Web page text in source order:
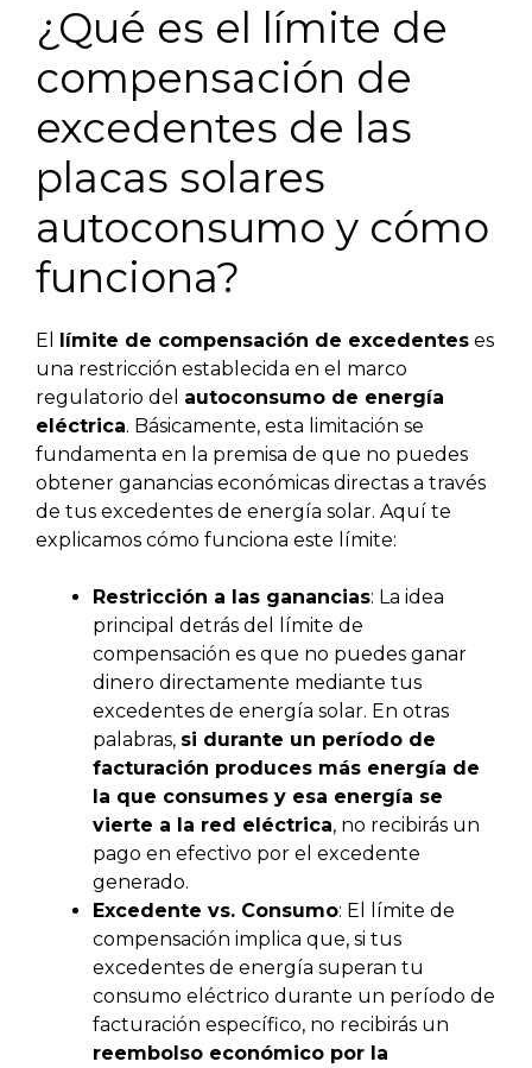
¿Qué es el límite de
compensación de
excedentes de las
placas solares
autoconsumo y cómo
funciona?
El límite de compensación de excedentes es
una restricción establecida en el marco
regulatorio del autoconsumo de energía
eléctrica. Básicamente, esta limitación se
fundamenta en la premisa de que no puedes
obtener ganancias económicas directas a través
de tus excedentes de energía solar. Aquí te
explicamos cómo funciona este límite:
Restricción a las ganancias: La idea
principal detrás del límite de
compensación es que no puedes ganar
dinero directamente mediante tus
excedentes de energía solar. En otras
palabras, si durante un período de
facturación produces más energía de
la que consumes y esa energía se
vierte a la red eléctrica, no recibirás un
pago en efectivo por el excedente
generado.
Excedente vs. Consumo: El límite de
compensación implica que, si tus
excedentes de energía superan tu
consumo eléctrico durante un período de
facturación específico, no recibirás un
reembolso económico por la